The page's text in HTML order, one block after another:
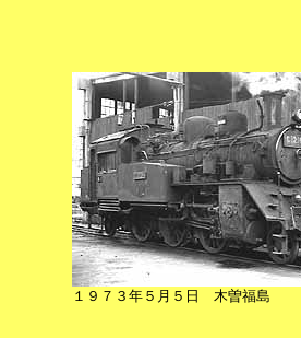
１９７３年５月５日 木曽福島